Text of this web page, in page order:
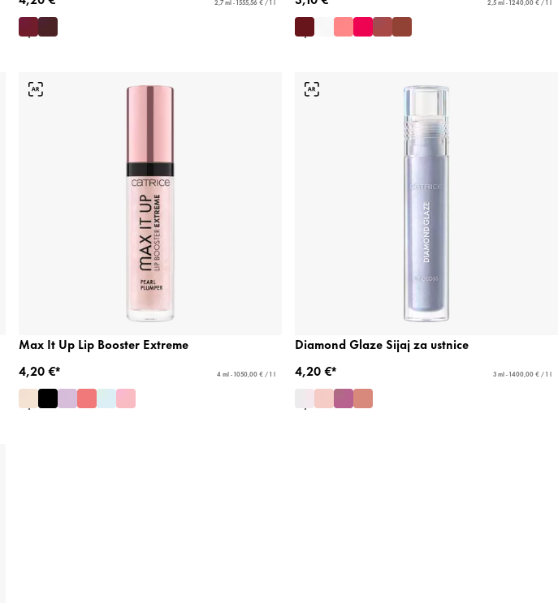
2,7 ml - 1555,56 € / 1 l 2,5 ml - 1240,00 € / 1 l
Max It Up Lip Booster Extreme
4,20 €*
4 ml - 1050,00 € / 1 l
Diamond Glaze Sijaj za ustnice
4,20 €*
3 ml - 1400,00 € / 1 l